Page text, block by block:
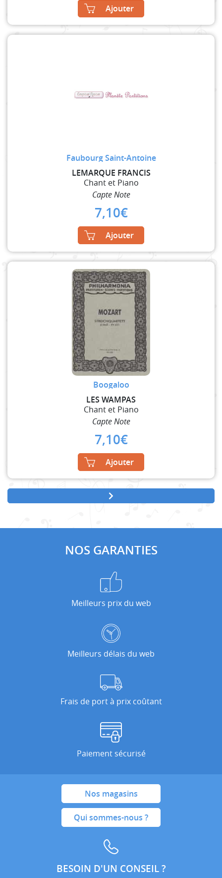
Ajouter
Faubourg Saint-Antoine
LEMARQUE FRANCIS
Chant et Piano
Capte Note
7,10€
Ajouter
Boogaloo
LES WAMPAS
Chant et Piano
Capte Note
7,10€
Ajouter
NOS GARANTIES
Meilleurs prix du web
Meilleurs délais du web
Frais de port à prix coûtant
Paiement sécurisé
Nos magasins
Qui sommes-nous ?
BESOIN D'UN CONSEIL ?